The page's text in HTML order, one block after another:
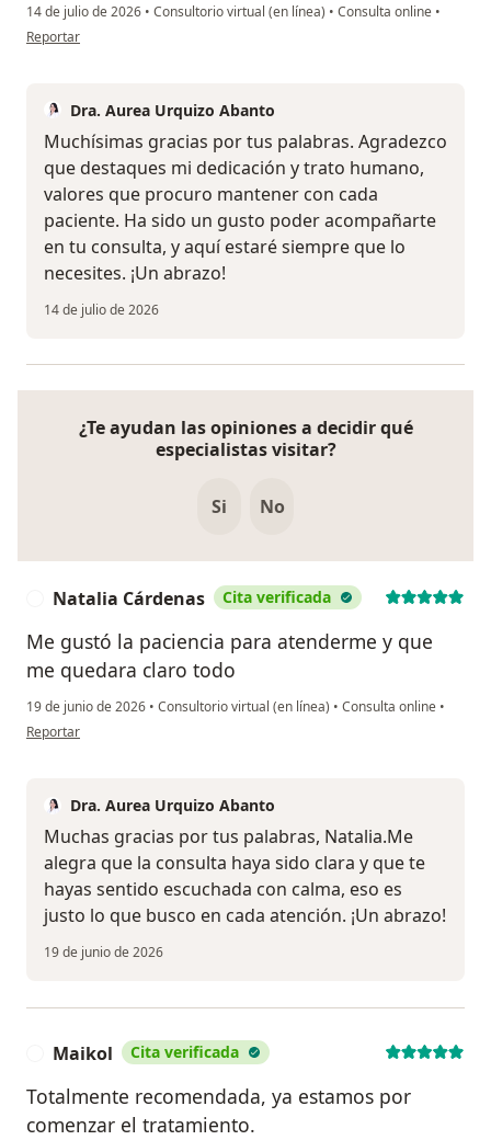
14 de julio de 2026 • Consultorio virtual (en línea) • Consulta online •
en opinión del usuario G.L
Reportar
Dra. Aurea Urquizo Abanto
Muchísimas gracias por tus palabras. Agradezco
que destaques mi dedicación y trato humano,
valores que procuro mantener con cada
paciente. Ha sido un gusto poder acompañarte
en tu consulta, y aquí estaré siempre que lo
necesites. ¡Un abrazo!
14 de julio de 2026
¿Te ayudan las opiniones a decidir qué
especialistas visitar?
Si No
Natalia Cárdenas Cita verificada
Me gustó la paciencia para atenderme y que
me quedara claro todo
19 de junio de 2026 • Consultorio virtual (en línea) • Consulta online •
en opinión del usuario Natalia Cárdenas
Reportar
Dra. Aurea Urquizo Abanto
Muchas gracias por tus palabras, Natalia.Me
alegra que la consulta haya sido clara y que te
hayas sentido escuchada con calma, eso es
justo lo que busco en cada atención. ¡Un abrazo!
19 de junio de 2026
Maikol Cita verificada
Totalmente recomendada, ya estamos por
comenzar el tratamiento.